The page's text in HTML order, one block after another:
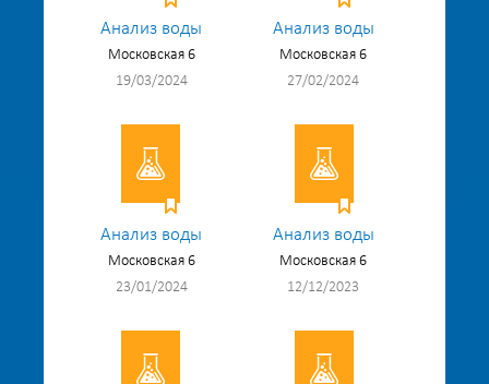
Анализ воды
Московская 6
19/03/2024
Анализ воды
Московская 6
27/02/2024
Анализ воды
Московская 6
23/01/2024
Анализ воды
Московская 6
12/12/2023